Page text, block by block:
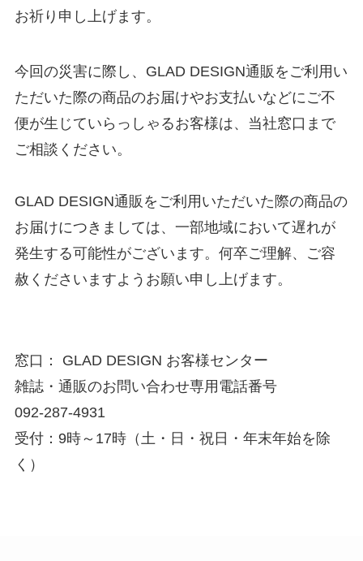
お祈り申し上げます。
今回の災害に際し、GLAD DESIGN通販をご利用い
ただいた際の商品のお届けやお支払いなどにご不
便が生じていらっしゃるお客様は、当社窓口まで
ご相談ください。
GLAD DESIGN通販をご利用いただいた際の商品の
お届けにつきましては、一部地域において遅れが
発生する可能性がございます。何卒ご理解、ご容
赦くださいますようお願い申し上げます。
窓口： GLAD DESIGN お客様センター
雑誌・通販のお問い合わせ専用電話番号
092-287-4931
受付：9時～17時（土・日・祝日・年末年始を除
く）